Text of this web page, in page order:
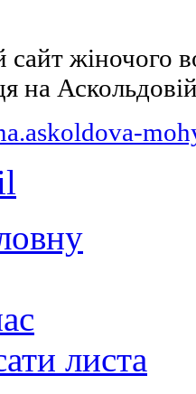
сайт
на
листа